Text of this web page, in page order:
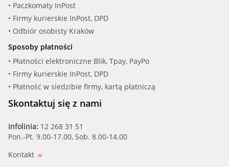
• Paczkomaty InPost
• Firmy kurierskie InPost, DPD
• Odbiór osobisty Kraków
Sposoby płatności
• Płatności elektroniczne Blik, Tpay, PayPo
• Firmy kurierskie InPost, DPD
• Płatność w siedzibie firmy, kartą płatniczą
Skontaktuj się z nami
Infolinia: 12 268 31 51
Pon.-Pt. 9.00-17.00, Sob. 8.00-14.00
Kontakt